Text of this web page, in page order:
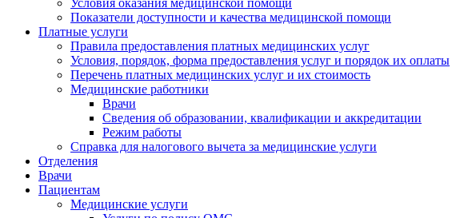
Условия оказания медицинской помощи
Показатели доступности и качества медицинской помощи
Платные услуги
Правила предоставления платных медицинских услуг
Условия, порядок, форма предоставления услуг и порядок их оплаты
Перечень платных медицинских услуг и их стоимость
Медицинские работники
Врачи
Сведения об образовании, квалификации и аккредитации
Режим работы
Справка для налогового вычета за медицинские услуги
Отделения
Врачи
Пациентам
Медицинские услуги